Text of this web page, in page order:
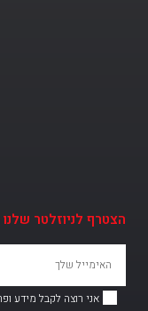
הצטרף לניוזלטר
אני רוצה לקבל מידע